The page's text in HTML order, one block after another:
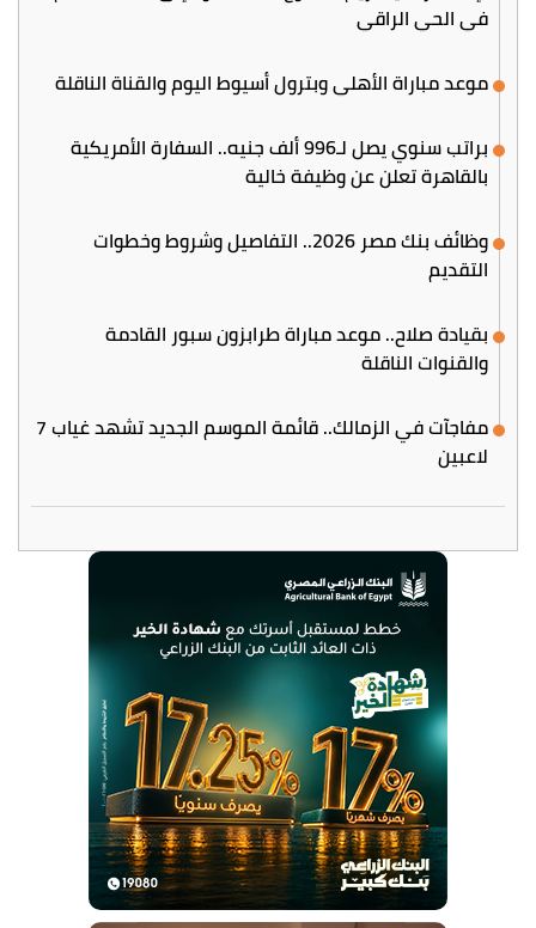
في الحي الراقي
موعد مباراة الأهلي وبترول أسيوط اليوم والقناة الناقلة
براتب سنوي يصل لـ996 ألف جنيه.. السفارة الأمريكية
بالقاهرة تعلن عن وظيفة خالية
وظائف بنك مصر 2026.. التفاصيل وشروط وخطوات
التقديم
بقيادة صلاح.. موعد مباراة طرابزون سبور القادمة
والقنوات الناقلة
مفاجآت في الزمالك.. قائمة الموسم الجديد تشهد غياب 7
لاعبين